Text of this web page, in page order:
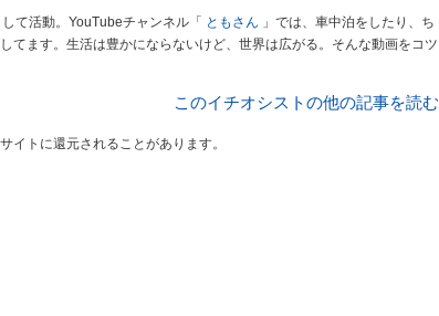
て活動。YouTubeチャンネル「 ともさん 」では、車中泊をしたり、ち
てます。生活は豊かにならないけど、世界は広がる。そんな動画をコツ
このイチオシストの他の記事を読む
トに還元されることがあります。